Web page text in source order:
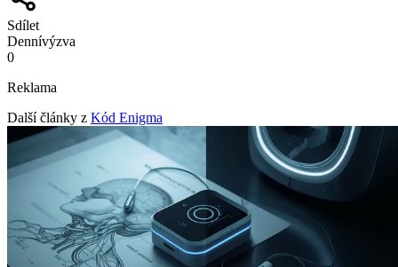
Sdílet
Dennívýzva
0
Reklama
Další články z Kód Enigma